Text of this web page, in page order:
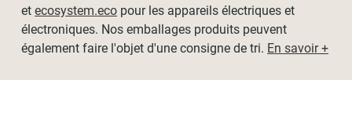
- L60cm x H250cm / L64cm x H250cm
- L90cm x H250cm / L94cm x H250cm
et ecosystem.eco pour les appareils électriques et
électroniques. Nos emballages produits peuvent
également faire l'objet d'une consigne de tri. En savoir +